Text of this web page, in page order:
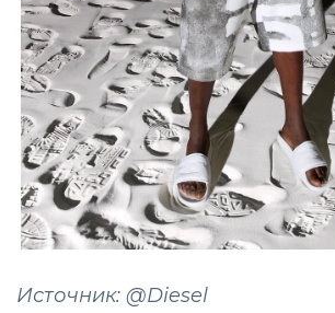
Источник: @Diesel